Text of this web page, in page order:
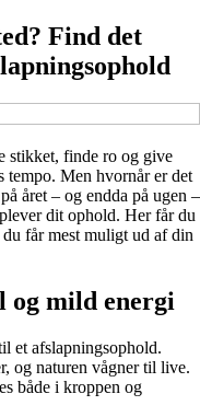
Find det
stikket, finde ro og give
tempo. Men hvornår er det
året – og endda på ugen –
dit ophold. Her får du
får mest muligt ud af din
og mild energi
et afslapningsophold.
og naturen vågner til live.
både i kroppen og